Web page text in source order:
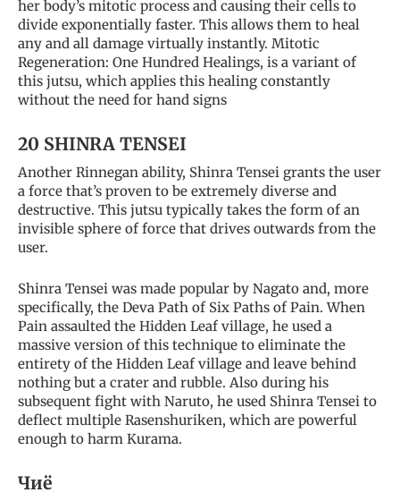
her body’s mitotic process and causing their cells to
divide exponentially faster. This allows them to heal
any and all damage virtually instantly. Mitotic
Regeneration: One Hundred Healings, is a variant of
this jutsu, which applies this healing constantly
without the need for hand signs
20 SHINRA TENSEI
Another Rinnegan ability, Shinra Tensei grants the user
a force that’s proven to be extremely diverse and
destructive. This jutsu typically takes the form of an
invisible sphere of force that drives outwards from the
user.
Shinra Tensei was made popular by Nagato and, more
specifically, the Deva Path of Six Paths of Pain. When
Pain assaulted the Hidden Leaf village, he used a
massive version of this technique to eliminate the
entirety of the Hidden Leaf village and leave behind
nothing but a crater and rubble. Also during his
subsequent fight with Naruto, he used Shinra Tensei to
deflect multiple Rasenshuriken, which are powerful
enough to harm Kurama.
Чиё